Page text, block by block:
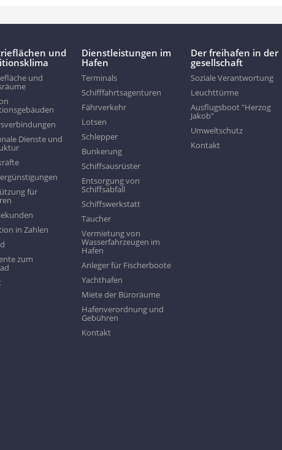
und
und
Dienste und
für
in Zahlen
zum
Dienstleistungen im
Hafen
Terminals
Schifffahrtsagenturen
Fährverkehr
Lotsen
Schlepper
Bunkerung
Schiffsausrüster
Entsorgung von
Schiffsabfall
Schiffswerkstatt
Taucher
Vermietung von
Wasserfahrzeugen im
Hafen
Anleger für Fischerboote
Yachthafen
Miete der Büroräume
Hafenverordnung und
Gebühren
Kontakt
Der freihafen in der
gesellschaft
Soziale Verantwortung
Leuchttürme
Ausflugsboot "Herzog
Jakob"
Umweltschutz
Kontakt